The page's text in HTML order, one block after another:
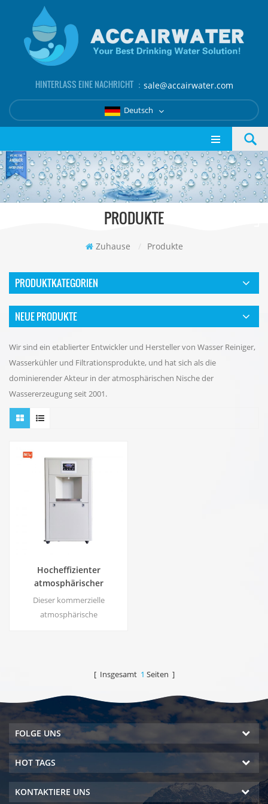
HINTERLASS EINE NACHRICHT ： sale@accairwater.com
Deutsch
PRODUKTE
Zuhause / Produkte
PRODUKTKATEGORIEN
NEUE PRODUKTE
Wir sind ein etablierter Entwickler und Hersteller von Wasser Reiniger,
Wasserkühler und Filtrationsprodukte, und hat sich als die
dominierender Akteur in der atmosphärischen Nische der
Wassererzeugung seit 2001.
Hocheffizienter
atmosphärischer
Wassergenerator |
Heim/Kommerzielles
umweltfreundliches Gerät
Dieser kommerzielle
atmosphärische
auch ohne Chlor.[ Insgesamt 1 Seiten ]
FOLGE UNS
HOT TAGS
KONTAKTIERE UNS